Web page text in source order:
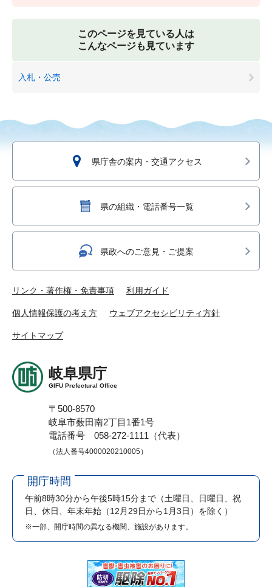
このページを見ている人は
こんなページも見ています
入札・公売
県庁舎の案内・交通アクセス
県の組織・電話番号一覧
県政へのご意見・ご提案
リンク・著作権・免責事項 利用ガイド
個人情報保護の考え方 ウェブアクセシビリティ方針
サイトマップ
岐阜県庁
GIFU Prefectural Office
〒500-8570
岐阜市薮田南2丁目1番1号
電話番号 058-272-1111（代表）
（法人番号4000020210005）
開庁時間
午前8時30分から午後5時15分まで （土曜日、日曜日、祝
日、休日、年末年始（12月29日から1月3日）を除く）
※一部、開庁時間の異なる機関、施設があります。